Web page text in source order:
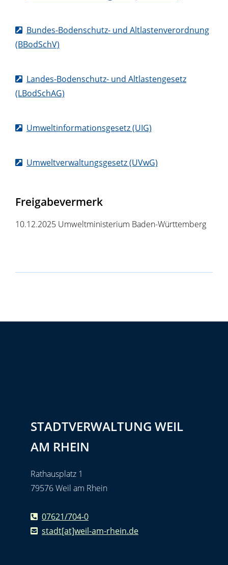
Bundes-Bodenschutz- und Altlastenverordnung
(BBodSchV)
Landes-Bodenschutz- und Altlastengesetz
(LBodSchAG)
Umweltinformationsgesetz (UIG)
Umweltverwaltungsgesetz (UVwG)
Freigabevermerk
10.12.2025 Umweltministerium Baden-Württemberg
STADTVERWALTUNG WEIL
AM RHEIN
Rathausplatz 1
79576 Weil am Rhein
07621/704-0
stadt[at]weil-am-rhein.de